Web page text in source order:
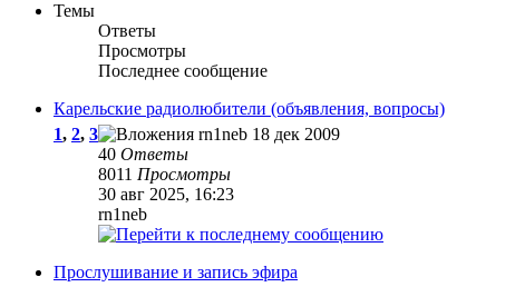
Темы
Ответы
Просмотры
Последнее сообщение
Карельские радиолюбители (объявления, вопросы)
1, 2, 3 rn1neb 18 дек 2009
40 Ответы
8011 Просмотры
30 авг 2025, 16:23
rn1neb
Прослушивание и запись эфира